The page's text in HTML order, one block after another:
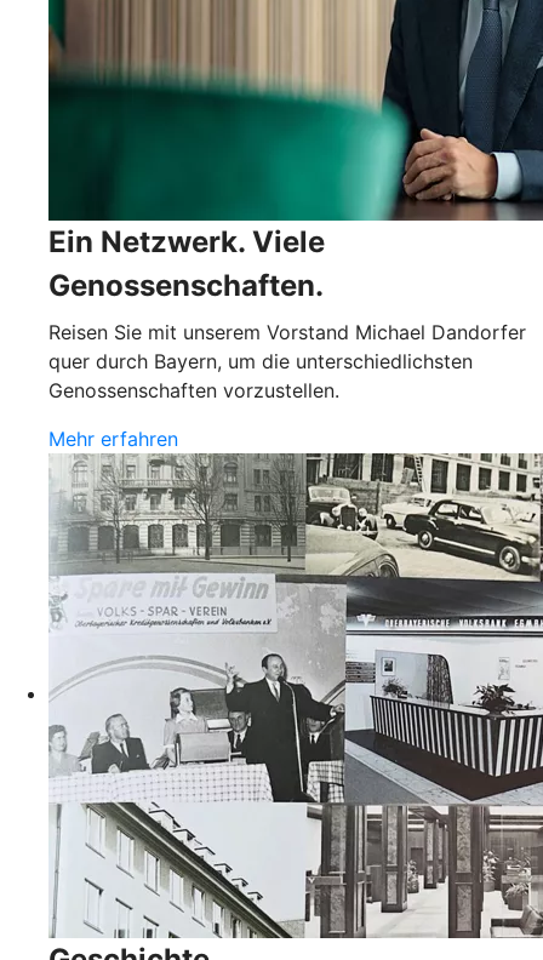
Ein Netzwerk. Viele
Genossenschaften.
Reisen Sie mit unserem Vorstand Michael Dandorfer
quer durch Bayern, um die unterschiedlichsten
Genossenschaften vorzustellen.
Mehr erfahren